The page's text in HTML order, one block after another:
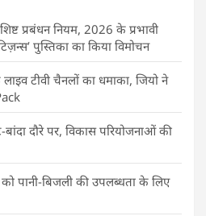
प्रबंधन नियम, 2026 के प्रभावी
पुस्तिका का किया विमोचन
टीवी चैनलों का धमाका, जियो ने
बांदा दौरे पर, विकास परियोजनाओं की
पानी-बिजली की उपलब्धता के लिए